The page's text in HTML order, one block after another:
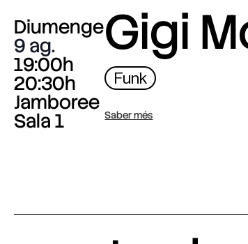
Diumenge
9 ag.
19:00h
20:30h
Jamboree
Sala 1
Gigi
Funk
Saber més